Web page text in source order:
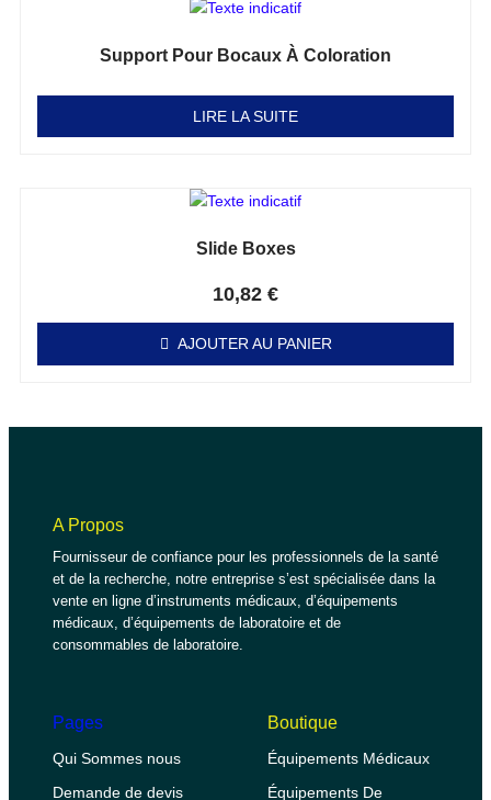
Support Pour Bocaux À Coloration
LIRE LA SUITE
Slide Boxes
10,82 €
AJOUTER AU PANIER
A Propos
Fournisseur de confiance pour les professionnels de la santé
et de la recherche, notre entreprise s’est spécialisée dans la
vente en ligne d’instruments médicaux, d’équipements
médicaux, d’équipements de laboratoire et de
consommables de laboratoire.
Pages
Qui Sommes nous
Demande de devis
Boutique
Équipements Médicaux
Équipements De